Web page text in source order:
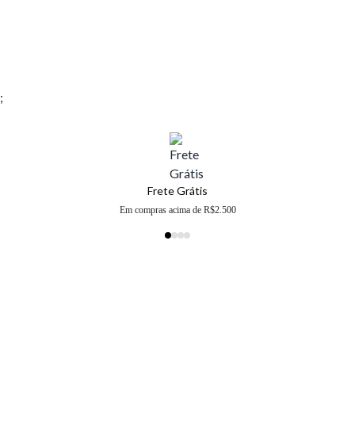
;
Frete Grátis
Em compras acima de R$2.500